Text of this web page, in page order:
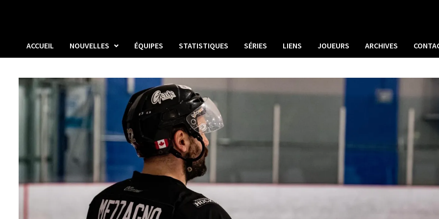
ACCUEIL NOUVELLES ÉQUIPES STATISTIQUES SÉRIES LIENS JOUEURS ARCHIVES